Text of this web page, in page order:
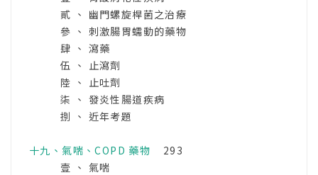
貳 、 幽門螺旋桿菌之治療
參 、 刺激腸胃蠕動的藥物
肆 、 瀉藥
伍 、 止瀉劑
陸 、 止吐劑
柒 、 發炎性腸道疾病
捌 、 近年考題
十九、氣喘、COPD 藥物
293
壹 、 氣喘